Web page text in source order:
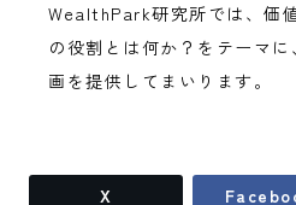
WealthPark研究所では、価
の役割とは何か？をテーマ
画を提供してまいります。
X